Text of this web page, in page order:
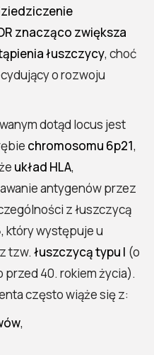
znacząco zwiększa
łuszczycy, choć
o rozwoju
dotąd locus jest
chromosomu 6p21,
układ HLA,
antygenów przez
z łuszczycą
, który występuje u
tzw. łuszczycą typu I (o
40. rokiem życia).
często wiąże się z:
,